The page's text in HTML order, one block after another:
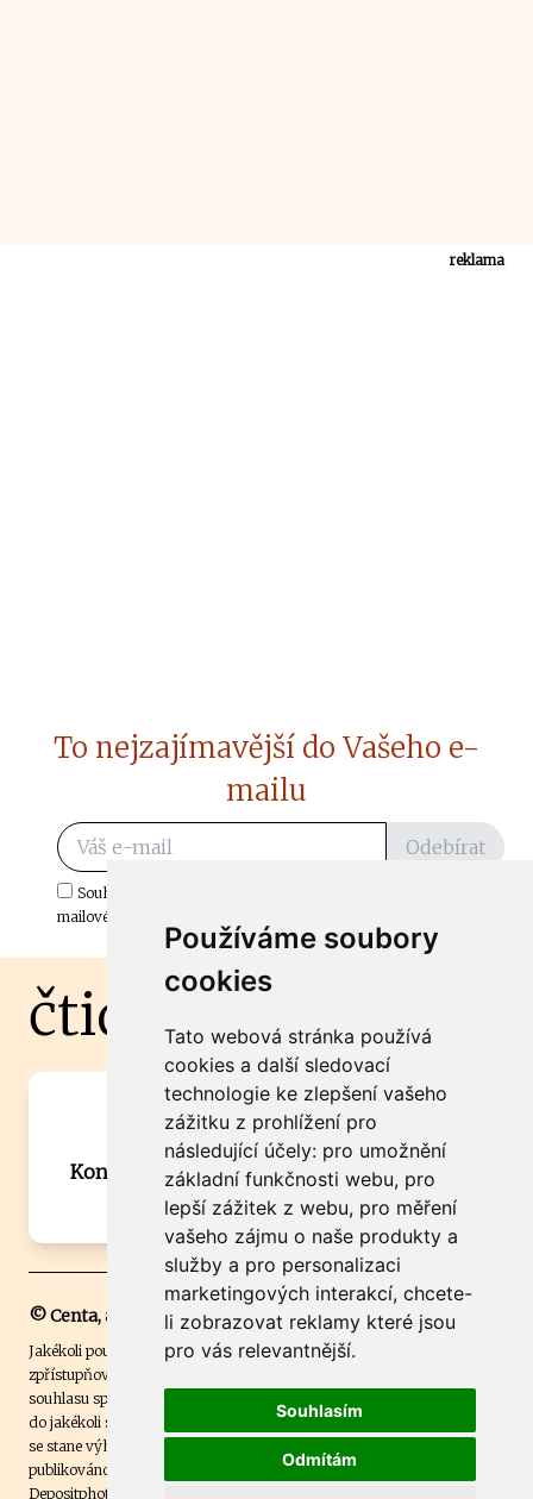
Používáme soubory
cookies
Tato webová stránka používá
cookies a další sledovací
technologie ke zlepšení vašeho
zážitku z prohlížení pro
následující účely: pro umožnění
základní funkčnosti webu, pro
lepší zážitek z webu, pro měření
vašeho zájmu o naše produkty a
služby a pro personalizaci
marketingových interakcí, chcete-
li zobrazovat reklamy které jsou
pro vás relevantnější.
Souhlasím
Odmítám
reklama
To nejzajímavější do Vašeho e-
mailu
Odebírat
Souhlasím s odběrem důležitých zpráv ze ČtiDoma.cz do mé e-
mailové schránky.
čtidoma.cz
Máte zajímavou informaci? Chcete
spolupracovat?
Kontaktujte šéfredaktora Martina Chalupu:
chalupa@ctidoma.cz
© Centa, a.s.
Jakékoli použití obsahu včetně převzetí, šíření či dalšího užití a
zpřístupňování textových či obrazových materiálů bez písemného
souhlasu společnosti Centa,a.s. je zakázáno. Čtenář svým přihlášením
do jakékoli soutěže na našem webu dává souhlas s tím, že v případě, že
se stane výhercem této soutěže, může být jeho jméno na webu
publikováno. Centa, a.s. využívala licenci ČTK a využívá fotografie z
Depositphotos